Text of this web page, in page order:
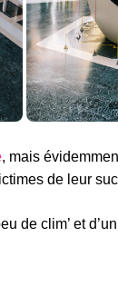
, mais
de leur
de clim’ et